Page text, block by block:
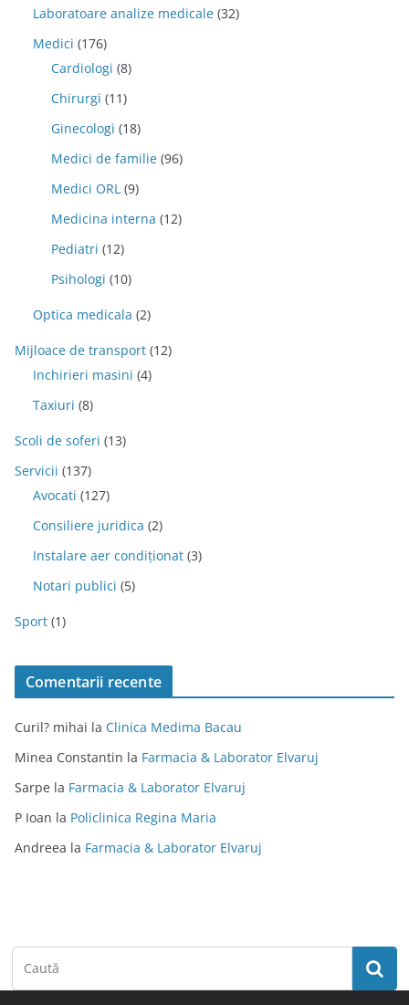
Laboratoare analize medicale (32)
Medici (176)
Cardiologi (8)
Chirurgi (11)
Ginecologi (18)
Medici de familie (96)
Medici ORL (9)
Medicina interna (12)
Pediatri (12)
Psihologi (10)
Optica medicala (2)
Mijloace de transport (12)
Inchirieri masini (4)
Taxiuri (8)
Scoli de soferi (13)
Servicii (137)
Avocati (127)
Consiliere juridica (2)
Instalare aer condiționat (3)
Notari publici (5)
Sport (1)
Comentarii recente
Curil? mihai la Clinica Medima Bacau
Minea Constantin la Farmacia & Laborator Elvaruj
Sarpe la Farmacia & Laborator Elvaruj
P Ioan la Policlinica Regina Maria
Andreea la Farmacia & Laborator Elvaruj